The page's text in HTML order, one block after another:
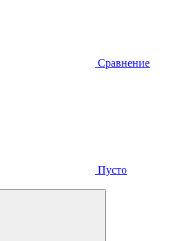
Сравнение
Пусто